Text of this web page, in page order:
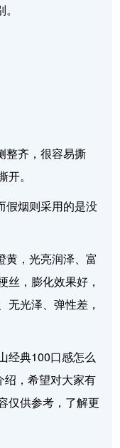
整齐，很容易撕
。
假烟则采用的是没
黄，光亮润泽、富
丝，膨化效果好，
无光泽、弹性差，
经典100口感怎么
绍，希望对大家有
仅供参考，了解更